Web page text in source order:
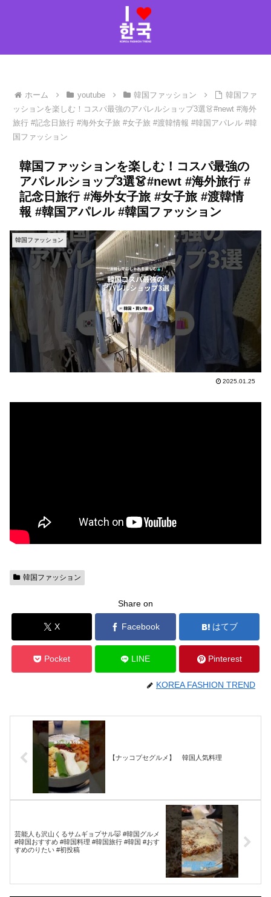
ホーム youtube 韓国ファッション
韓国ファ
ッションを楽しむ！コスパ最強のアパレルショップ3選👗#newt #海外
旅行 #記念日旅行 #海外女子旅 #女子旅 #渡韓情報 #韓国アパレル #韓
国ファッション
韓国ファッションを楽しむ！コスパ最強の
アパレルショップ3選👗#newt #海外旅行 #
記念日旅行 #海外女子旅 #女子旅 #渡韓情
報 #韓国アパレル #韓国ファッション
韓国ファッション
2025.01.25
韓国ファッション
Share on
X Facebook はてブ
Pocket LINE Pinterest
KOREA FASHION TREND
【ナッコプセグルメ】 韓国人気料理
芸能人も沢山くるサムギョプサル🐷 #韓国グルメ
#韓国おすすめ #韓国料理 #韓国旅行 #韓国 #おす
すめのりたい #初投稿